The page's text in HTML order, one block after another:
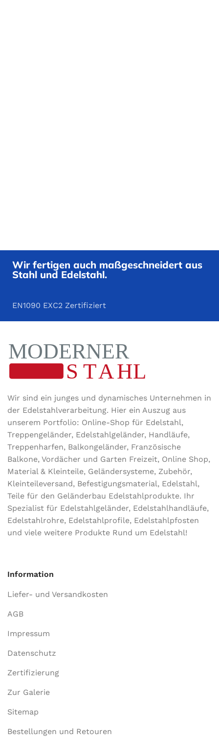
Wir fertigen auch maßgeschneidert aus
Stahl und Edelstahl.
EN1090 EXC2 Zertifiziert
Wir sind ein junges und dynamisches Unternehmen in
der Edel­stahl­ver­arbeitung. Hier ein Auszug aus
unserem Portfolio: Online-Shop für Edelstahl,
Treppengeländer, Edelstahlgeländer, Handläufe,
Treppenharfen, Balkongeländer, Französische
Balkone, Vordächer und Garten Freizeit, Online Shop,
Material & Kleinteile, Geländersysteme, Zubehör,
Kleinteileversand, Befestigungsmaterial, Edelstahl,
Teile für den Geländerbau Edelstahlprodukte. Ihr
Spezialist für Edelstahlgeländer, Edelstahlhandläufe,
Edelstahlrohre, Edelstahlprofile, Edelstahlpfosten
und viele weitere Produkte Rund um Edelstahl!
Information
Liefer- und Versandkosten
AGB
Impressum
Datenschutz
Zertifizierung
Zur Galerie
Sitemap
Bestellungen und Retouren